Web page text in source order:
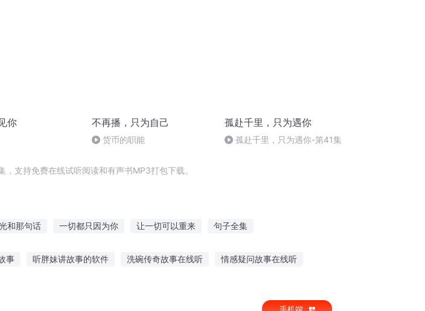
你 不再播，只为自己
货币的职能
孤赴千里，只为遇你
孤赴千里，只为遇你-第41集
支持免费在线试听阅读和有声书MP3打包下载。
和那句话 一切都只因为你 让一切可以重来 句子全集
事 听胖妹讲故事的软件 洗碗传奇故事在线听 情感疑问故事在线听